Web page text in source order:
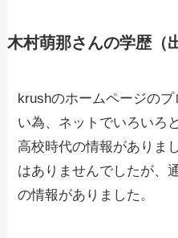
木村萌那さんの学歴（
krushのホームページの
い為、ネットでいろいろ
高校時代の情報がありま
はありませんでしたが、
の情報がありました。